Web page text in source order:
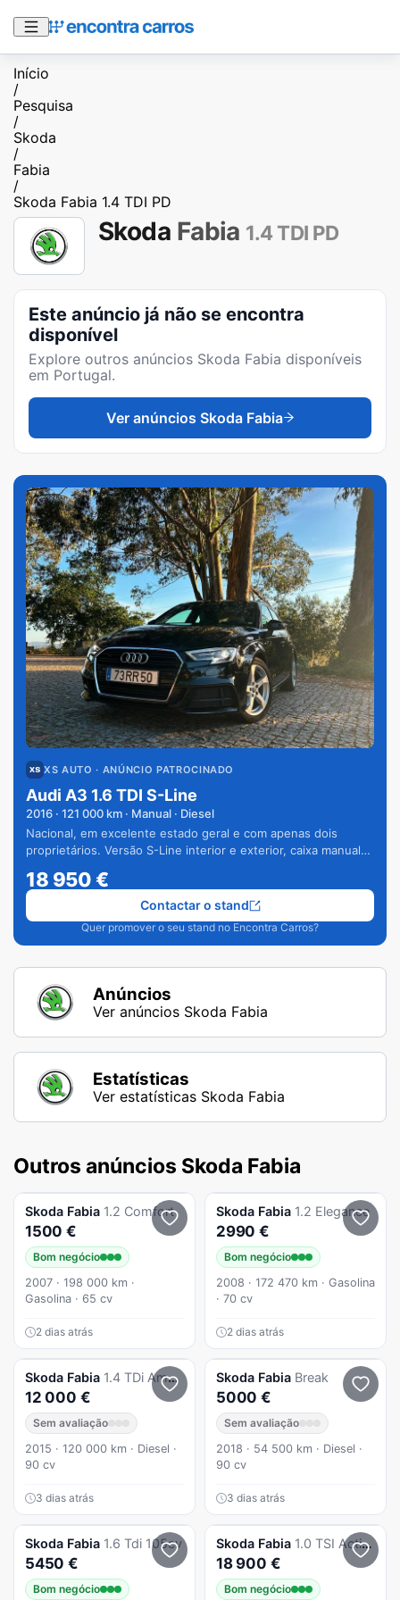
Início
/
Pesquisa
/
Skoda
/
Fabia
/
Skoda Fabia 1.4 TDI PD
Skoda Fabia 1.4 TDI PD
Este anúncio já não se encontra
disponível
Explore outros anúncios Skoda Fabia disponíveis
em Portugal.
Ver anúncios Skoda Fabia
XS AUTO · ANÚNCIO PATROCINADO
Audi A3 1.6 TDI S-Line
2016 · 121 000 km · Manual · Diesel
Nacional, em excelente estado geral e com apenas dois
proprietários. Versão S-Line interior e exterior, caixa manual
18 950€
Quer promover o seu stand no Encontra Carros?
Contactar o stand
Anúncios
Ver anúncios Skoda Fabia
Estatísticas
Ver estatísticas Skoda Fabia
Outros anúncios Skoda Fabia
Skoda Fabia 1.2 Comfort
1500 €
Bom negócio
2007 · 198 000 km ·
Gasolina · 65 cv
2 dias atrás
Skoda Fabia 1.2 Elegance
2990 €
Bom negócio
2008 · 172 470 km · Gasolina
· 70 cv
2 dias atrás
Skoda Fabia 1.4 TDi Ambition
12 000 €
Sem avaliação
2015 · 120 000 km · Diesel ·
90 cv
3 dias atrás
Skoda Fabia Break
5000 €
Sem avaliação
2018 · 54 500 km · Diesel ·
90 cv
3 dias atrás
Skoda Fabia 1.6 Tdi 105cv
5450 €
Bom negócio
Skoda Fabia 1.0 TSI Active
18 900 €
Bom negócio